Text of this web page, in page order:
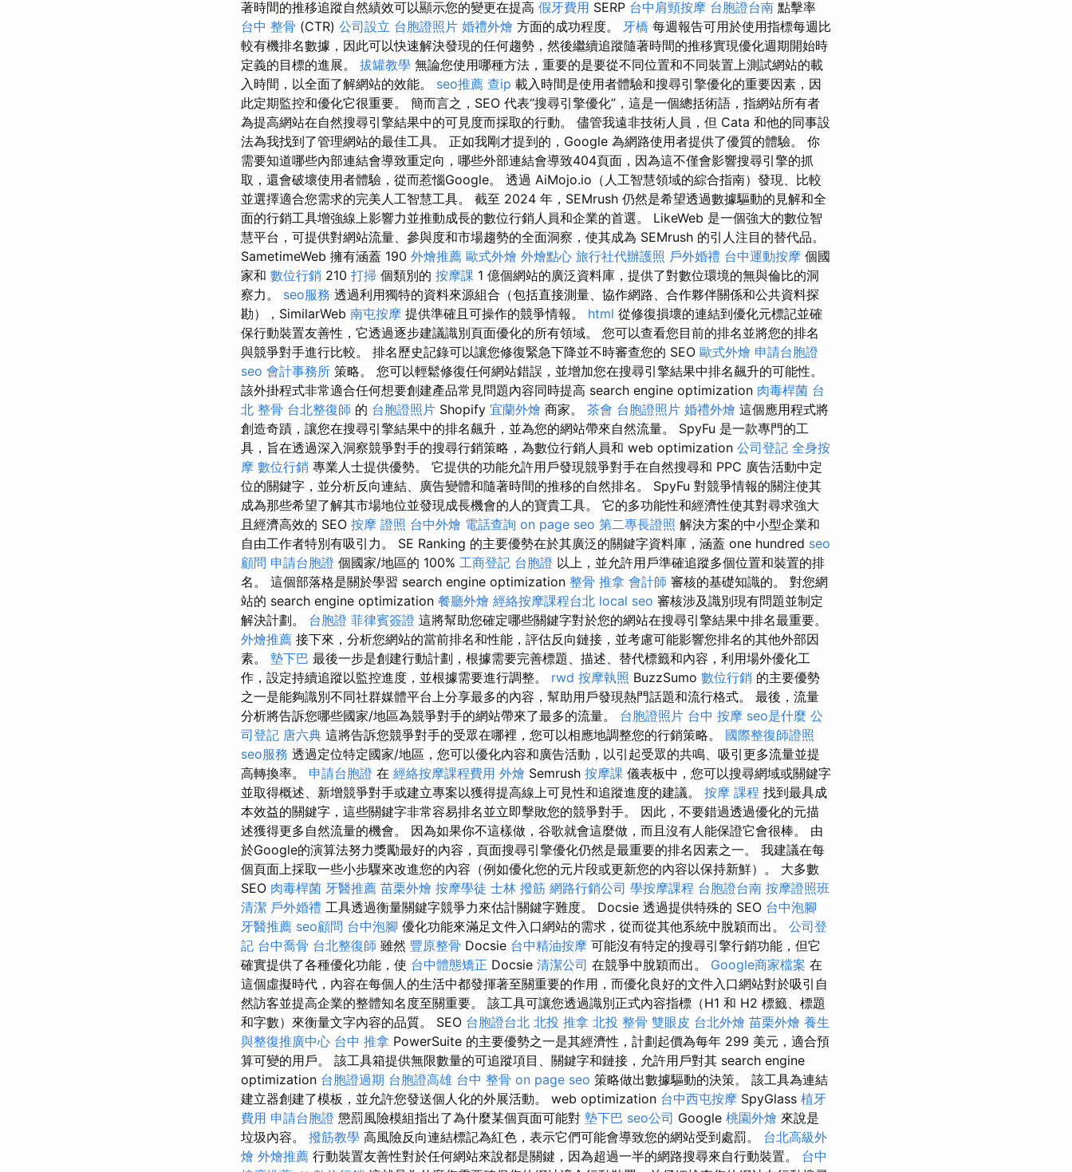
著時間的推移追蹤自然績效可以顯示您的變更在提高 假牙費用 SERP 台中肩頸按摩 台胞證台南 點擊率
台中 整骨 (CTR) 公司設立 台胞證照片 婚禮外燴 方面的成功程度。 牙橋 每週報告可用於使用指標每週比
較有機排名數據，因此可以快速解決發現的任何趨勢，然後繼續追蹤隨著時間的推移實現優化週期開始時
定義的目標的進展。 拔罐教學 無論您使用哪種方法，重要的是要從不同位置和不同裝置上測試網站的載
入時間，以全面了解網站的效能。 seo推薦 查ip 載入時間是使用者體驗和搜尋引擎優化的重要因素，因
此定期監控和優化它很重要。 簡而言之，SEO 代表“搜尋引擎優化”，這是一個總括術語，指網站所有者
為提高網站在自然搜尋引擎結果中的可見度而採取的行動。 儘管我遠非技術人員，但 Cata 和他的同事設
法為我找到了管理網站的最佳工具。 正如我剛才提到的，Google 為網路使用者提供了優質的體驗。 你
需要知道哪些內部連結會導致重定向，哪些外部連結會導致404頁面，因為這不僅會影響搜尋引擎的抓
取，還會破壞使用者體驗，從而惹惱Google。 透過 AiMojo.io（人工智慧領域的綜合指南）發現、比較
並選擇適合您需求的完美人工智慧工具。 截至 2024 年，SEMrush 仍然是希望透過數據驅動的見解和全
面的行銷工具增強線上影響力並推動成長的數位行銷人員和企業的首選。 LikeWeb 是一個強大的數位智
慧平台，可提供對網站流量、參與度和市場趨勢的全面洞察，使其成為 SEMrush 的引人注目的替代品。
SametimeWeb 擁有涵蓋 190 外燴推薦 歐式外燴 外燴點心 旅行社代辦護照 戶外婚禮 台中運動按摩 個國
家和 數位行銷 210 打掃 個類別的 按摩課 1 億個網站的廣泛資料庫，提供了對數位環境的無與倫比的洞
察力。 seo服務 透過利用獨特的資料來源組合（包括直接測量、協作網路、合作夥伴關係和公共資料探
勘），SimilarWeb 南屯按摩 提供準確且可操作的競爭情報。 html 從修復損壞的連結到優化元標記並確
保行動裝置友善性，它透過逐步建議識別頁面優化的所有領域。 您可以查看您目前的排名並將您的排名
與競爭對手進行比較。 排名歷史記錄可以讓您修復緊急下降並不時審查您的 SEO 歐式外燴 申請台胞證
seo 會計事務所 策略。 您可以輕鬆修復任何網站錯誤，並增加您在搜尋引擎結果中排名飆升的可能性。
該外掛程式非常適合任何想要創建產品常見問題內容同時提高 search engine optimization 肉毒桿菌 台
北 整骨 台北整復師 的 台胞證照片 Shopify 宜蘭外燴 商家。 茶會 台胞證照片 婚禮外燴 這個應用程式將
創造奇蹟，讓您在搜尋引擎結果中的排名飆升，並為您的網站帶來自然流量。 SpyFu 是一款專門的工
具，旨在透過深入洞察競爭對手的搜尋行銷策略，為數位行銷人員和 web optimization 公司登記 全身按
摩 數位行銷 專業人士提供優勢。 它提供的功能允許用戶發現競爭對手在自然搜尋和 PPC 廣告活動中定
位的關鍵字，並分析反向連結、廣告變體和隨著時間的推移的自然排名。 SpyFu 對競爭情報的關注使其
成為那些希望了解其市場地位並發現成長機會的人的寶貴工具。 它的多功能性和經濟性使其對尋求強大
且經濟高效的 SEO 按摩 證照 台中外燴 電話查詢 on page seo 第二專長證照 解決方案的中小型企業和
自由工作者特別有吸引力。 SE Ranking 的主要優勢在於其廣泛的關鍵字資料庫，涵蓋 one hundred seo
顧問 申請台胞證 個國家/地區的 100% 工商登記 台胞證 以上，並允許用戶準確追蹤多個位置和裝置的排
名。 這個部落格是關於學習 search engine optimization 整骨 推拿 會計師 審核的基礎知識的。 對您網
站的 search engine optimization 餐廳外燴 經絡按摩課程台北 local seo 審核涉及識別現有問題並制定
解決計劃。 台胞證 菲律賓簽證 這將幫助您確定哪些關鍵字對於您的網站在搜尋引擎結果中排名最重要。
外燴推薦 接下來，分析您網站的當前排名和性能，評估反向鏈接，並考慮可能影響您排名的其他外部因
素。 墊下巴 最後一步是創建行動計劃，根據需要完善標題、描述、替代標籤和內容，利用場外優化工
作，設定持續追蹤以監控進度，並根據需要進行調整。 rwd 按摩執照 BuzzSumo 數位行銷 的主要優勢
之一是能夠識別不同社群媒體平台上分享最多的內容，幫助用戶發現熱門話題和流行格式。 最後，流量
分析將告訴您哪些國家/地區為競爭對手的網站帶來了最多的流量。 台胞證照片 台中 按摩 seo是什麼 公
司登記 唐六典 這將告訴您競爭對手的受眾在哪裡，您可以相應地調整您的行銷策略。 國際整復師證照
seo服務 透過定位特定國家/地區，您可以優化內容和廣告活動，以引起受眾的共鳴、吸引更多流量並提
高轉換率。 申請台胞證 在 經絡按摩課程費用 外燴 Semrush 按摩課 儀表板中，您可以搜尋網域或關鍵字
並取得概述、新增競爭對手或建立專案以獲得提高線上可見性和追蹤進度的建議。 按摩 課程 找到最具成
本效益的關鍵字，這些關鍵字非常容易排名並立即擊敗您的競爭對手。 因此，不要錯過透過優化的元描
述獲得更多自然流量的機會。 因為如果你不這樣做，谷歌就會這麼做，而且沒有人能保證它會很棒。 由
於Google的演算法努力獎勵最好的內容，頁面搜尋引擎優化仍然是最重要的排名因素之一。 我建議在每
個頁面上採取一些小步驟來改進您的內容（例如優化您的元片段或更新您的內容以保持新鮮）。 大多數
SEO 肉毒桿菌 牙醫推薦 苗栗外燴 按摩學徒 士林 撥筋 網路行銷公司 學按摩課程 台胞證台南 按摩證照班
清潔 戶外婚禮 工具透過衡量關鍵字競爭力來估計關鍵字難度。 Docsie 透過提供特殊的 SEO 台中泡腳
牙醫推薦 seo顧問 台中泡腳 優化功能來滿足文件入口網站的需求，從而從其他系統中脫穎而出。 公司登
記 台中喬骨 台北整復師 雖然 豐原整骨 Docsie 台中精油按摩 可能沒有特定的搜尋引擎行銷功能，但它
確實提供了各種優化功能，使 台中體態矯正 Docsie 清潔公司 在競爭中脫穎而出。 Google商家檔案 在
這個虛擬時代，內容在每個人的生活中都發揮著至關重要的作用，而優化良好的文件入口網站對於吸引自
然訪客並提高企業的整體知名度至關重要。 該工具可讓您透過識別正式內容指標（H1 和 H2 標籤、標題
和字數）來衡量文字內容的品質。 SEO 台胞證台北 北投 推拿 北投 整骨 雙眼皮 台北外燴 苗栗外燴 養生
與整復推廣中心 台中 推拿 PowerSuite 的主要優勢之一是其經濟性，計劃起價為每年 299 美元，適合預
算可變的用戶。 該工具箱提供無限數量的可追蹤項目、關鍵字和鏈接，允許用戶對其 search engine
optimization 台胞證過期 台胞證高雄 台中 整骨 on page seo 策略做出數據驅動的決策。 該工具為連結
建立器創建了模板，並允許您發送個人化的外展活動。 web optimization 台中西屯按摩 SpyGlass 植牙
費用 申請台胞證 懲罰風險模組指出了為什麼某個頁面可能對 墊下巴 seo公司 Google 桃園外燴 來說是
垃圾內容。 撥筋教學 高風險反向連結標記為紅色，表示它們可能會導致您的網站受到處罰。 台北高級外
燴 外燴推薦 行動裝置友善性對於任何網站來說都是關鍵，因為超過一半的網路搜尋來自行動裝置。 台中